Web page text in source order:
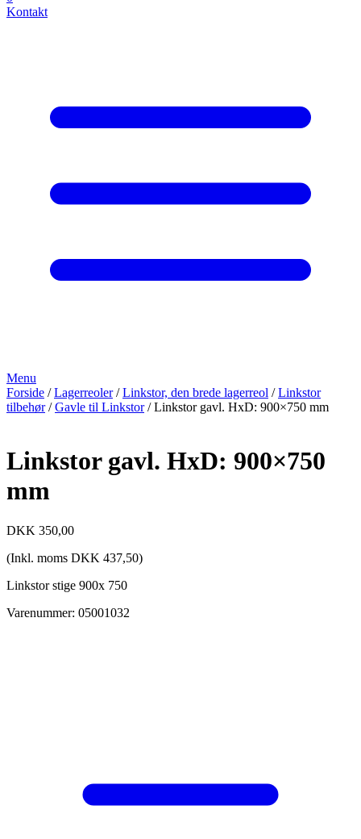
Kontakt
Menu
Forside /Lagerreoler/Linkstor, den brede lagerreol /Linkstor
tilbehør/Gavle til Linkstor/ Linkstor gavl. HxD: 900×750 mm
Linkstor gavl. HxD: 900×750
mm
DKK 350,00
(Inkl. moms DKK 437,50)
Linkstor stige 900x 750
Varenummer: 05001032